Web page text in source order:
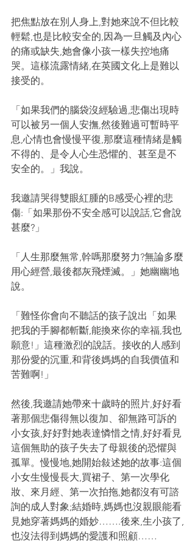
把焦點放在別人身上,對她來說不但比較
輕鬆,也是比較安全的,因為一旦觸及內心
的痛或缺失,她會像小孩一樣失控地痛
哭。這樣流露情緒,在英國文化上是難以
接受的。
「如果我們的腦袋沒經驗過,悲傷出現時
可以被另一個人安撫,然後難過可暫時平
息,心情也會慢慢平復,那麼這種情緒是觸
不得的、是令人心生恐懼的、甚至是不
安全的。」我說。
我邀請哭得雙眼紅腫的B感受心裡的悲
傷:「如果那份不安全感可以說話,它會說
甚麼?」
「人生那麼無常,幹嗎那麼努力?無論多麼
用心經營,最後都灰飛煙滅。」她幽幽地
說。
「難怪你會向不聽話的孩子說出「如果
把我的手腳都斬斷,能換來你的幸福,我也
願意!」這種激烈的說話。接收的人感到
那份愛的沉重,和背後媽媽的自我價值和
苦難啊!」
然後,我邀請她帶來十歲時的照片,好好看
著那個悲傷得無以復加、卻無路可訴的
小女孩,好好對她表達憐惜之情,好好看見
這個無助的孩子失去了母親後的恐懼與
孤單。慢慢地,她開始敍述她的故事:這個
小女生慢慢長大,買裙子、第一次學化
妝、來月經、第一次拍拖,她都沒有可諮
詢的成人對象;結婚時,媽媽也沒親眼能看
見她穿著媽媽的婚妙…….後來,生小孩了,
也沒法得到媽媽的愛護和照顧……